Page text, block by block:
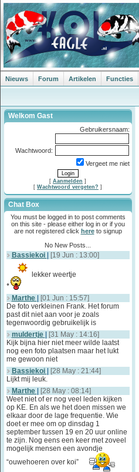
Nieuws Forum Artikelen Functies
Welkom Gast
Gebruikersnaam:
Wachtwoord:
Vergeet me niet
[ Aanmelden ]
[ Wachtwoord vergeten? ]
Chat Box
You must be logged in to post comments
on this site - please either log in or if you
are not registered click hereto signup
No New Posts...
Bassiekoi [19 Jun : 13:00]
lekker weertje
Marthe
[01 Jun : 15:57]
De foto verkleinen Frank. Het forum
past dit niet aan voor je zoals
tegenwoordig gebruikelijk is
muldertje
[31 May : 14:16]
Kijk bijna hier niet meer wilde laatst
nog een foto plaatsen maar het lukt
me gewoon niet
Bassiekoi
[28 May : 21:44]
Lijkt mij leuk.
Marthe
[28 May : 08:14]
Weet niet of er nog veel leden kijken
op KE. En als we het doen missen we
elkaar door de lage frequentie. Wie
doet er mee om op dinsdag 1
september tussen 19 en 20 uur online
te zijn. Nog eens een keer met zoveel
mogelijk mensen een avondje
“ouwehoeren over koi”